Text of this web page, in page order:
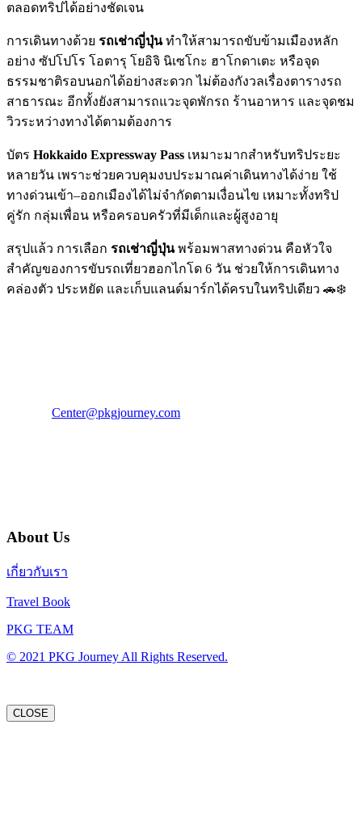
ตลอดทริปได้อย่างชัดเจน
การเดินทางด้วย รถเช่าญี่ปุ่นทำให้สามารถขับข้ามเมืองหลัก
อย่าง ซัปโปโร โอตารุ โยอิจิ นิเซโกะ ฮาโกดาเตะ หรือจุด
ธรรมชาติรอบนอกได้อย่างสะดวก ไม่ต้องกังวลเรื่องตารางรถ
สาธารณะ อีกทั้งยังสามารถแวะจุดพักรถ ร้านอาหาร และจุดชม
วิวระหว่างทางได้ตามต้องการ
บัตร Hokkaido Expressway Pass เหมาะมากสำหรับทริประยะ
หลายวัน เพราะช่วยควบคุมงบประมาณค่าเดินทางได้ง่าย ใช้
ทางด่วนเข้า–ออกเมืองได้ไม่จำกัดตามเงื่อนไข เหมาะทั้งทริป
คู่รัก กลุ่มเพื่อน หรือครอบครัวที่มีเด็กและผู้สูงอายุ
สรุปแล้ว การเลือก รถเช่าญี่ปุ่นพร้อมพาสทางด่วน คือหัวใจ
สำคัญของการขับรถเที่ยวฮอกไกโด 6 วัน ช่วยให้การเดินทาง
คล่องตัว ประหยัด และเก็บแลนด์มาร์กได้ครบในทริปเดียว 🚗❄️
Center@pkgjourney.com
About Us
เกี่ยวกับเรา
Travel Book
PKG TEAM
© 2021 PKG Journey All Rights Reserved.
CLOSE